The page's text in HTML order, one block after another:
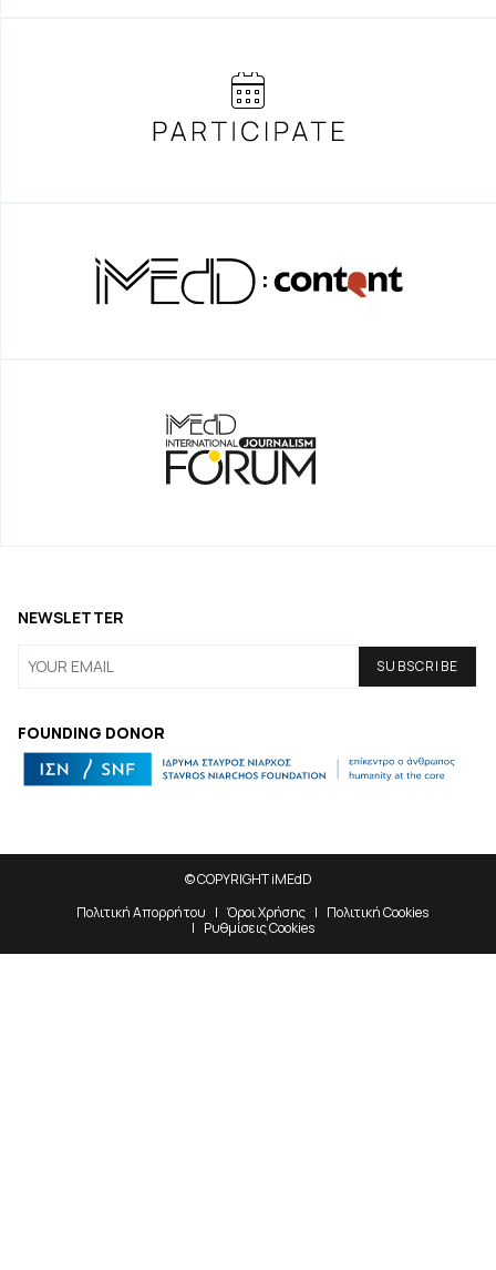
FOUNDING DONOR
NEWSLETTER
© COPYRIGHT iMEdD
Πολιτική Απορρήτου
Όροι Χρήσης
Πολιτική Cookies
Ρυθμίσεις Cookies